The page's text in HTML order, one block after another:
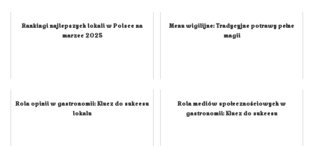
Rankingi najlepszych lokali w Polsce na
marzec 2025
Menu wigilijne: Tradycyjne potrawy pełne
magii
Rola opinii w gastronomii: Klucz do sukcesu
lokalu
Rola mediów społecznościowych w
gastronomii: Klucz do sukcesu